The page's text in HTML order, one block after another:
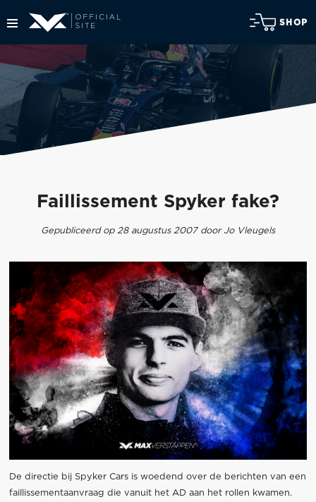
SHOP
Faillissement Spyker fake?
Gepubliceerd op 28 augustus 2007 door Jo Vleugels
De directie bij Spyker Cars is woedend over de berichten van een
faillissementaanvraag die vanuit het AD aan het rollen kwamen.